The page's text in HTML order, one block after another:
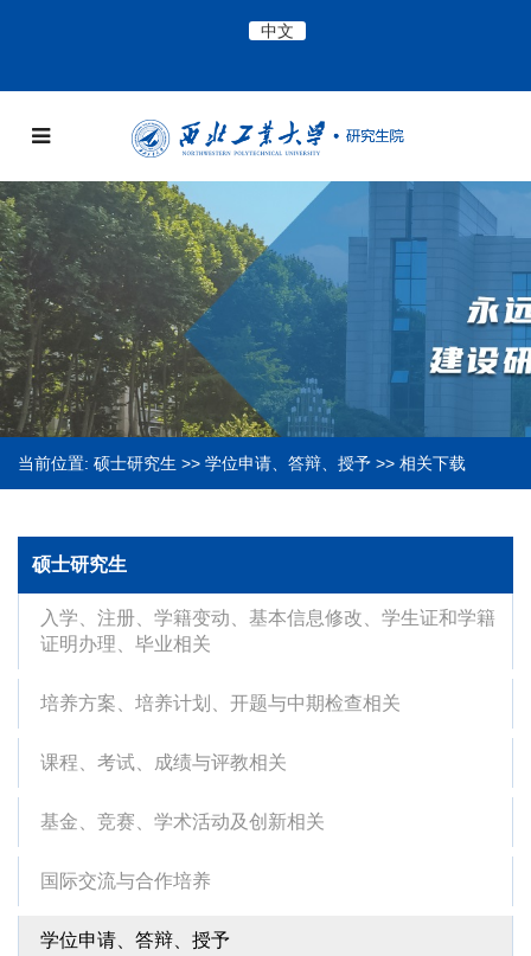
中文
当前位置: 硕士研究生 >> 学位申请、答辩、授予 >> 相关下载
硕士研究生
入学、注册、学籍变动、基本信息修改、学生证和学籍
证明办理、毕业相关
培养方案、培养计划、开题与中期检查相关
课程、考试、成绩与评教相关
基金、竞赛、学术活动及创新相关
国际交流与合作培养
学位申请、答辩、授予